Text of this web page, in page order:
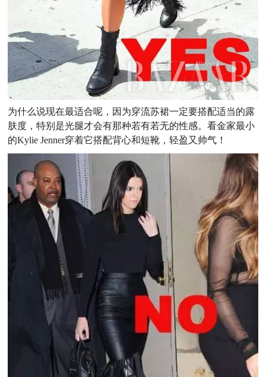
为什么说现在最适合呢，因为穿流苏裙一定要搭配适当的露
肤度，特别是光腿才会有那种若有若无的性感。看金家最小
的Kylie Jenner穿着它搭配背心和短靴，轻盈又帅气！